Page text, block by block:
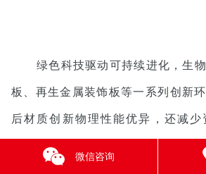
绿色科技驱动可持续进化，生
板、再生金属装饰板等一系列创新
后材质创新物理性能优异，还减
染，中品智能、富伦特、西科、豪
微信咨询